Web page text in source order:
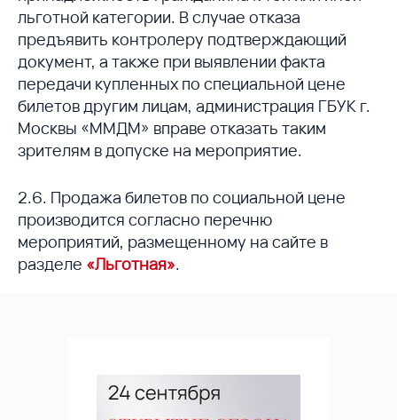
льготной категории. В случае отказа
предъявить контролеру подтверждающий
документ, а также при выявлении факта
передачи купленных по специальной цене
билетов другим лицам, администрация ГБУК г.
Москвы «ММДМ» вправе отказать таким
зрителям в допуске на мероприятие.
2.6. Продажа билетов по социальной цене
производится согласно перечню
мероприятий, размещенному на сайте в
разделе «Льготная».